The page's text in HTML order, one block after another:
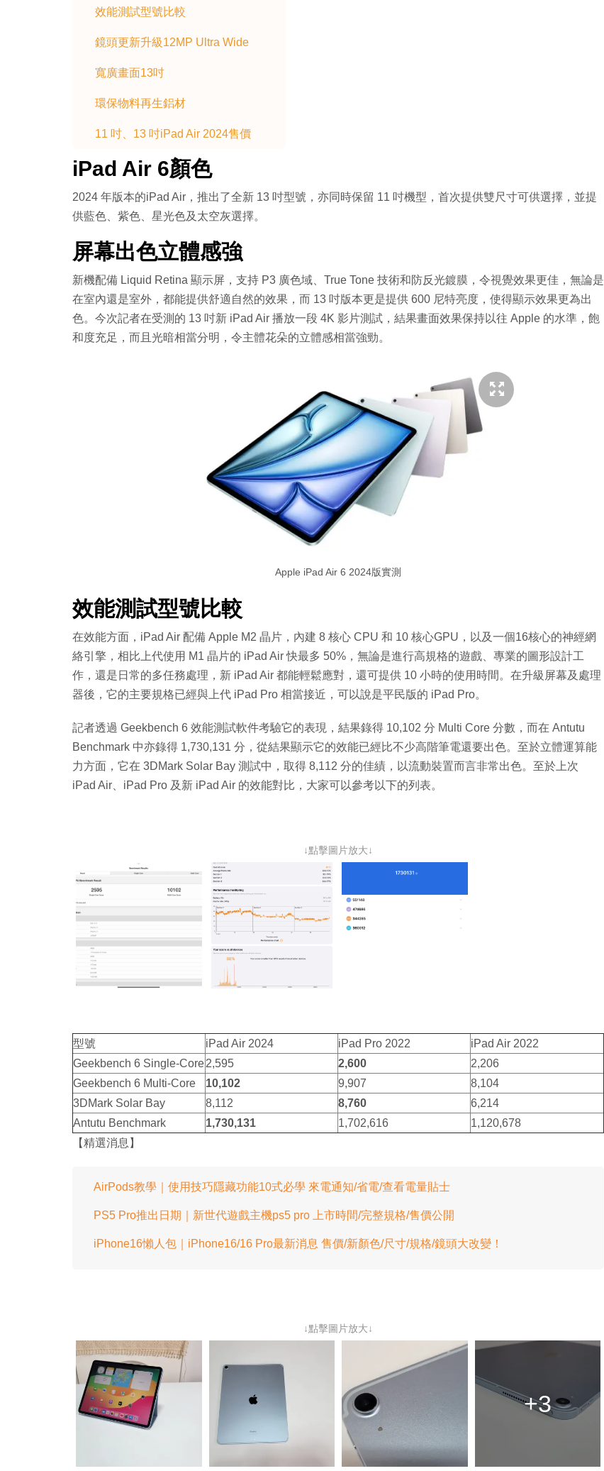
效能測試型號比較
鏡頭更新升級12MP Ultra Wide
寬廣畫面13吋
環保物料再生鋁材
11 吋、13 吋iPad Air 2024售價
iPad Air 6顏色
2024 年版本的iPad Air，推出了全新 13 吋型號，亦同時保留 11 吋機型，首次提供雙尺寸可供選擇，並提
供藍色、紫色、星光色及太空灰選擇。
屏幕出色立體感強
新機配備 Liquid Retina 顯示屏，支持 P3 廣色域、True Tone 技術和防反光鍍膜，令視覺效果更佳，無論是
在室內還是室外，都能提供舒適自然的效果，而 13 吋版本更是提供 600 尼特亮度，使得顯示效果更為出
色。今次記者在受測的 13 吋新 iPad Air 播放一段 4K 影片測試，結果畫面效果保持以往 Apple 的水準，飽
和度充足，而且光暗相當分明，令主體花朵的立體感相當強勁。
Apple iPad Air 6 2024版實測
效能測試型號比較
在效能方面，iPad Air 配備 Apple M2 晶片，內建 8 核心 CPU 和 10 核心GPU，以及一個16核心的神經網
絡引擎，相比上代使用 M1 晶片的 iPad Air 快最多 50%，無論是進行高規格的遊戲、專業的圖形設計工
作，還是日常的多任務處理，新 iPad Air 都能輕鬆應對，還可提供 10 小時的使用時間。在升級屏幕及處理
器後，它的主要規格已經與上代 iPad Pro 相當接近，可以說是平民版的 iPad Pro。
記者透過 Geekbench 6 效能測試軟件考驗它的表現，結果錄得 10,102 分 Multi Core 分數，而在 Antutu
Benchmark 中亦錄得 1,730,131 分，從結果顯示它的效能已經比不少高階筆電還要出色。至於立體運算能
力方面，它在 3DMark Solar Bay 測試中，取得 8,112 分的佳績，以流動裝置而言非常出色。至於上次
iPad Air、iPad Pro 及新 iPad Air 的效能對比，大家可以參考以下的列表。
↓點擊圖片放大↓
型號 iPad Air 2024 iPad Pro 2022
iPad Air 2022
Geekbench 6 Single-Core2,595 2,600
2,206
Geekbench 6 Multi-Core
10,102 9,907
8,104
3DMark Solar Bay
8,112 8,760
6,214
Antutu Benchmark
1,730,131 1,702,616
1,120,678
【精選消息】
AirPods教學｜使用技巧隱藏功能10式必學 來電通知/省電/查看電量貼士
PS5 Pro推出日期｜新世代遊戲主機ps5 pro 上市時間/完整規格/售價公開
iPhone16懶人包｜iPhone16/16 Pro最新消息 售價/新顏色/尺寸/規格/鏡頭大改變！
↓點擊圖片放大↓
+3